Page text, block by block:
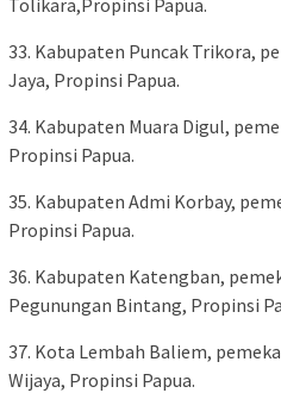
33. Kabupaten Puncak Trikora,
Jaya, Propinsi Papua.
34. Kabupaten Muara Digul,
Propinsi Papua.
35. Kabupaten Admi Korbay,
Propinsi Papua.
36. Kabupaten Katengban,
Pegunungan Bintang, Propinsi
37. Kota Lembah Baliem,
Wijaya, Propinsi Papua.